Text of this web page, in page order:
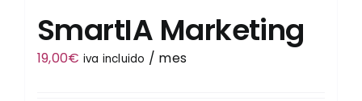
SmartIA Marketing
19,00€ iva incluido / mes